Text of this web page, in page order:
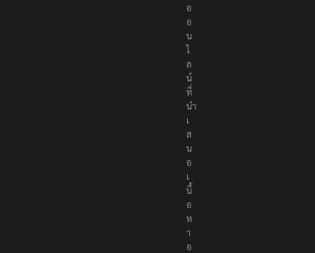
อ
อ
น
ไ
ล
น์
ที่
นำ
เ
ส
น
อ
เ
นื้
อ
ห
า
อ